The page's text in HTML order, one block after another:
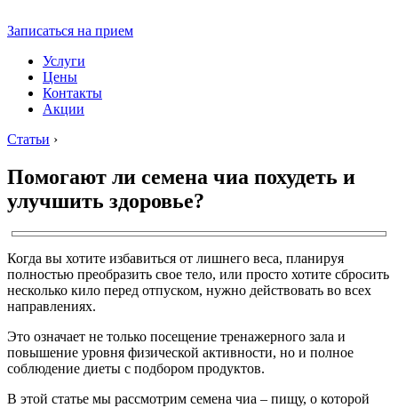
Записаться на прием
Услуги
Цены
Контакты
Акции
Статьи ›
Помогают ли семена чиа похудеть и
улучшить здоровье?
Когда вы хотите избавиться от лишнего веса, планируя
полностью преобразить свое тело, или просто хотите сбросить
несколько кило перед отпуском, нужно действовать во всех
направлениях.
Это означает не только посещение тренажерного зала и
повышение уровня физической активности, но и полное
соблюдение диеты с подбором продуктов.
В этой статье мы рассмотрим семена чиа – пищу, о которой